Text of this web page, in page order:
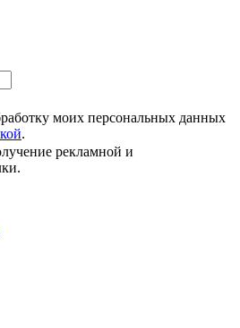
моих персональных данных
.
рекламной и